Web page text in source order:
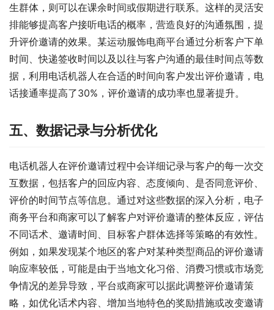
生群体，则可以在课余时间或假期进行联系。这样的灵活安
排能够提高客户接听电话的概率，营造良好的沟通氛围，提
升评价邀请的效果。某运动服饰电商平台通过分析客户下单
时间、快递签收时间以及以往与客户沟通的最佳时间点等数
据，利用电话机器人在合适的时间向客户发出评价邀请，电
话接通率提高了30%，评价邀请的成功率也显著提升。
五、数据记录与分析优化
电话机器人在评价邀请过程中会详细记录与客户的每一次交
互数据，包括客户的回应内容、态度倾向、是否同意评价、
评价的时间节点等信息。通过对这些数据的深入分析，电子
商务平台和商家可以了解客户对评价邀请的整体反应，评估
不同话术、邀请时间、目标客户群体选择等策略的有效性。
例如，如果发现某个地区的客户对某种类型商品的评价邀请
响应率较低，可能是由于当地文化习俗、消费习惯或市场竞
争情况的差异导致，平台或商家可以据此调整评价邀请策
略，如优化话术内容、增加当地特色的奖励措施或改变邀请